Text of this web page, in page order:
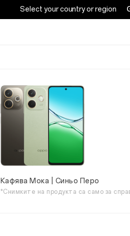
Select your country or region
Кафява Мока | Синьо Перо
*Снимките на продукта са само за